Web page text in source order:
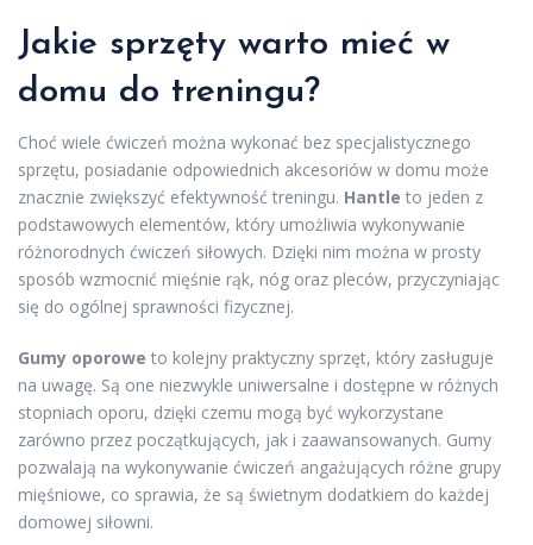
Jakie sprzęty warto mieć w
domu do treningu?
Choć wiele ćwiczeń można wykonać bez specjalistycznego
sprzętu, posiadanie odpowiednich akcesoriów w domu może
znacznie zwiększyć efektywność treningu. Hantle to jeden z
podstawowych elementów, który umożliwia wykonywanie
różnorodnych ćwiczeń siłowych. Dzięki nim można w prosty
sposób wzmocnić mięśnie rąk, nóg oraz pleców, przyczyniając
się do ogólnej sprawności fizycznej.
Gumy oporowe to kolejny praktyczny sprzęt, który zasługuje
na uwagę. Są one niezwykle uniwersalne i dostępne w różnych
stopniach oporu, dzięki czemu mogą być wykorzystane
zarówno przez początkujących, jak i zaawansowanych. Gumy
pozwalają na wykonywanie ćwiczeń angażujących różne grupy
mięśniowe, co sprawia, że są świetnym dodatkiem do każdej
domowej siłowni.